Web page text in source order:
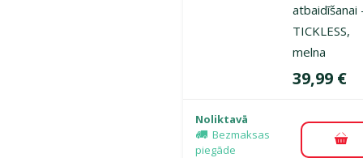
atbaidīšanai
TICKLESS,
melna
Cena
39,99 €
Noliktavā
Bezmaksas
piegāde